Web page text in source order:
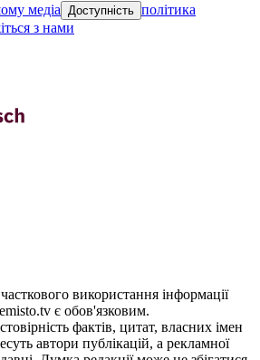
медіа Доступність політика
з нами
використання iнформацiї
є обов'язковим.
фактів, цитат, власних імен
автори публікацій, а рекламної